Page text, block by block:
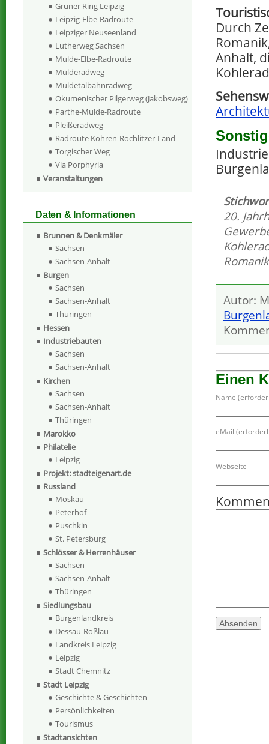
Durch
Anhalt,
20.
Romanik
Autor:
Einen
Name
eMail
Webseite
Grüner Ring Leipzig
Leipzig-Elbe-Radroute
Leipziger Neuseenland
Lutherweg Sachsen
Mulde-Elbe-Radroute
Mulderadweg
Muldetalbahnradweg
Ökumenischer Pilgerweg (Jakobsweg)
Parthe-Mulde-Radroute
Pleißeradweg
Radroute Kohren-Rochlitzer-Land
Torgischer Weg
Via Porphyria
Veranstaltungen
Daten & Informationen
Brunnen & Denkmäler
Sachsen
Sachsen-Anhalt
Burgen
Sachsen
Sachsen-Anhalt
Thüringen
Hessen
Industriebauten
Sachsen
Sachsen-Anhalt
Kirchen
Sachsen
Sachsen-Anhalt
Thüringen
Marokko
Philatelie
Leipzig
Projekt: stadteigenart.de
Russland
Moskau
Peterhof
Puschkin
St. Petersburg
Schlösser & Herrenhäuser
Sachsen
Sachsen-Anhalt
Thüringen
Siedlungsbau
Burgenlandkreis
Dessau-Roßlau
Landkreis Leipzig
Leipzig
Stadt Chemnitz
Stadt Leipzig
Geschichte & Geschichten
Persönlichkeiten
Tourismus
Stadtansichten